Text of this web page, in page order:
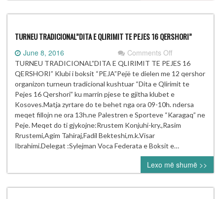
TURNEU TRADICIONAL”DITA E QLIRIMIT TE PEJES 16 QERSHORI”
June 8, 2016 Comments Offon
TURNEU
E
QLIRIMIT
TE
PEJES
16
TURNEU TRADICIONAL”DITA E QLIRIMIT TE PEJES 16
QERSHORI” Klubi i boksit “PEJA”Pejë te dielen me 12 qershor
organizon turneun tradicional kushtuar “Dita e Qlirimit te
Pejes 16 Qershori” ku marrin pjese te gjitha klubet e
Kosoves.Matja zyrtare do te behet nga ora 09-10h. ndersa
meqet fillojn ne ora 13h.ne Palestren e Sporteve “Karagaq” ne
Peje. Meqet do ti gjykojne:Rrustem Konjuhi-kry.,Rasim
Rrustemi,Agim Tahiraj,Fadil Bekteshi,m.k.Visar
Ibrahimi.Delegat :Sylejman Voca Federata e Boksit e…
Lexo më shumë >>